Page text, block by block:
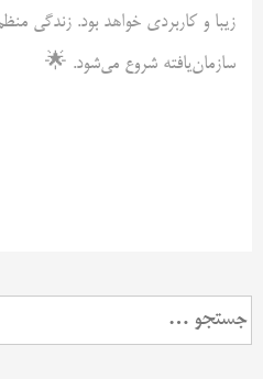
زیبا و کاربردی خواهد بود. زندگی
سازمان‌یافته شروع می‌شود. 🌟
جستجو
برای: